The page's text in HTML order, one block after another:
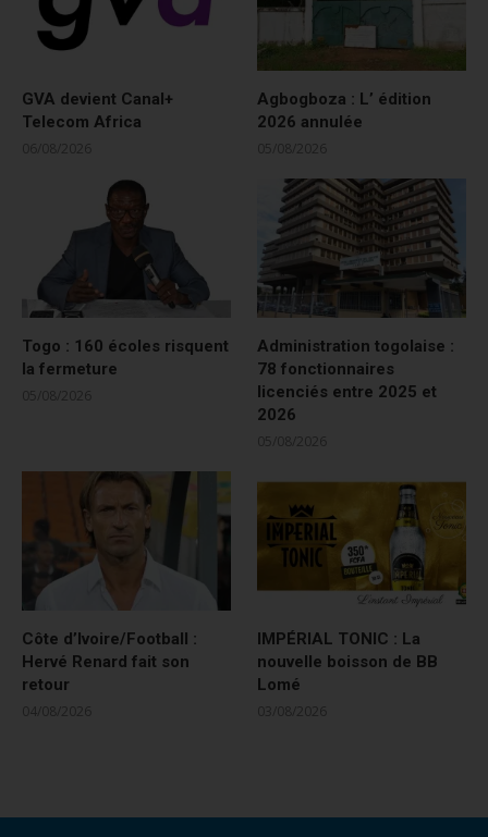
GVA devient Canal+
Telecom Africa
06/08/2026
Agbogboza : L’ édition
2026 annulée
05/08/2026
Togo : 160 écoles risquent
la fermeture
05/08/2026
Administration togolaise :
78 fonctionnaires
licenciés entre 2025 et
2026
05/08/2026
Côte d’Ivoire/Football :
Hervé Renard fait son
retour
04/08/2026
IMPÉRIAL TONIC : La
nouvelle boisson de BB
Lomé
03/08/2026